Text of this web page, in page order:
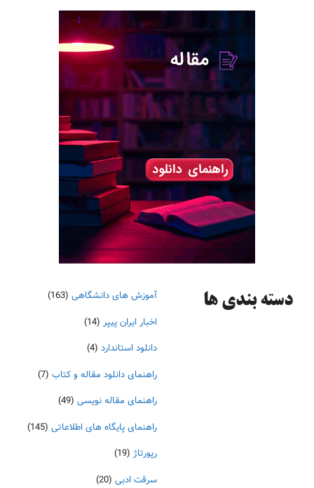
دسته‌ بندی ها آموزش های دانشگاهی (163)
اخبار ایران پیپر (14)
دانلود استاندارد (4)
راهنمای دانلود مقاله و کتاب (7)
راهنمای مقاله نویسی (49)
راهنمای پایگاه های اطلاعاتی (145)
رپورتاژ (19)
سرقت ادبی (20)